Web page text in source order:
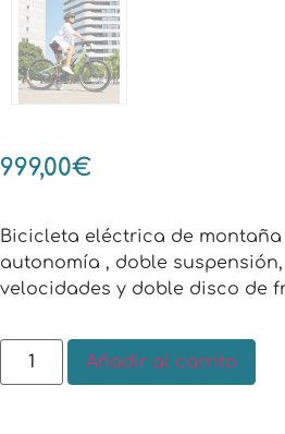
999,00€
Bicicleta eléctrica de montaña
autonomía , doble
velocidades y doble disco de
Añadir al carrito